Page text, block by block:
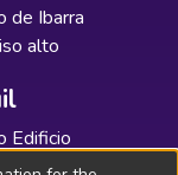
de Ibarra
alto
Edificio